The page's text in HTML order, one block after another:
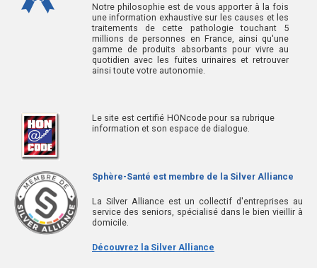
Notre philosophie est de vous apporter à la fois
une information exhaustive sur les causes et les
traitements de cette pathologie touchant 5
millions de personnes en France, ainsi qu'une
gamme de produits absorbants pour vivre au
quotidien avec les fuites urinaires et retrouver
ainsi toute votre autonomie.
Le site est certifié HONcode pour sa rubrique
information et son espace de dialogue.
Sphère-Santé est membre de la Silver Alliance
La Silver Alliance est un collectif d'entreprises au
service des seniors, spécialisé dans le bien vieillir à
domicile.
Découvrez la Silver Alliance